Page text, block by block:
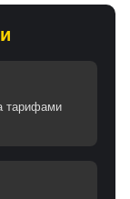
тарифами